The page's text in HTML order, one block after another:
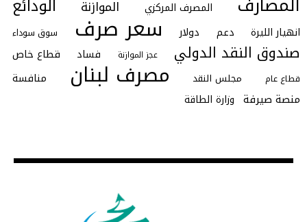
المصرف المركزي الموازنة الودائع
انهيار الليرة دعم دولار سعر صرف سوق سوداء
صندوق النقد الدولي عجز الموازنة فساد قطاع خاص
قطاع عام مجلس النقد مصرف لبنان
منافسة
منصة صيرفة وزارة الطاقة